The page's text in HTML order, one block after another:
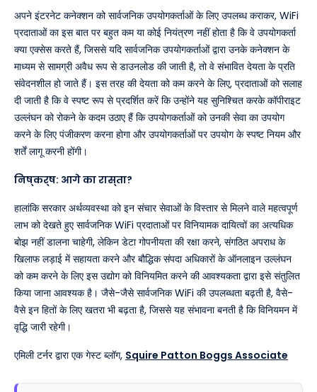
अपने इंटरनेट कनेक्शन को सार्वजनिक उपयोगकर्ताओं के लिए उपलब्ध कराकर, WiFi
प्रदाताओं का इस बात पर बहुत कम या कोई नियंत्रण नहीं होता है कि वे उपयोगकर्ता
क्या एक्सेस करते हैं, जिससे यदि सार्वजनिक उपयोगकर्ताओं द्वारा उनके कनेक्शन के
माध्यम से सामग्री अवैध रूप से डाउनलोड की जाती है, तो वे संभावित देयता के प्रति
संवेदनशील हो जाते हैं। इस तरह की देयता को कम करने के लिए, प्रदाताओं को सलाह
दी जाती है कि वे स्पष्ट रूप से प्रदर्शित करें कि उन्होंने यह सुनिश्चित करके कॉपीराइट
उल्लंघन को रोकने के कदम उठाए हैं कि उपयोगकर्ताओं को उनकी सेवा का उपयोग
करने के लिए पंजीकरण करना होगा और उपयोगकर्ताओं पर उपयोग के स्पष्ट नियम और
शर्तें लागू करनी होंगी।
निष्कर्ष: आगे का रास्ता?
हालांकि सरकार अर्थव्यवस्था को इन संचार सेवाओं के विस्तार से मिलने वाले महत्वपूर्ण
लाभ को देखते हुए सार्वजनिक WiFi प्रदाताओं पर विनियामक दायित्वों का अत्यधिक
बोझ नहीं डालना चाहेगी, लेकिन डेटा गोपनीयता की रक्षा करने, संगठित अपराध के
खिलाफ लड़ाई में सहायता करने और बौद्धिक संपदा अधिकारों के ऑनलाइन उल्लंघन
को कम करने के लिए इस उद्योग को विनियमित करने की आवश्यकता द्वारा इसे संतुलित
किया जाना आवश्यक है। जैसे-जैसे सार्वजनिक WiFi की उपलब्धता बढ़ती है, वैसे-
वैसे इन हितों के लिए खतरा भी बढ़ता है, जिससे यह संभावना बनती है कि विनियमन में
वृद्धि जारी रहेगी।
एमिली टर्नर द्वारा एक गेस्ट ब्लॉग, Squire Patton Boggs Associate